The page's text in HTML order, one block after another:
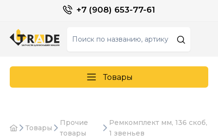
+7 (908) 653-77-61
Товары
Товары
Прочие
товары
Ремкомплект мм, 136 скоб,
1 звеньев